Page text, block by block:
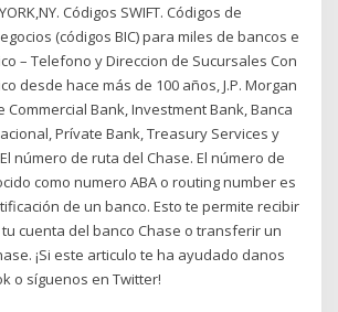
Códigos SWIFT. Códigos de
(códigos BIC) para miles de bancos e
– Telefono y Direccion de Sucursales Con
desde hace más de 100 años, J.P. Morgan
Bank, Investment Bank, Banca
Prívate Bank, Treasury Services y
número de ruta del Chase. El número de
como numero ABA o routing number es
de un banco. Esto te permite recibir
cuenta del banco Chase o transferir un
¡Si este articulo te ha ayudado danos
o síguenos en Twitter!